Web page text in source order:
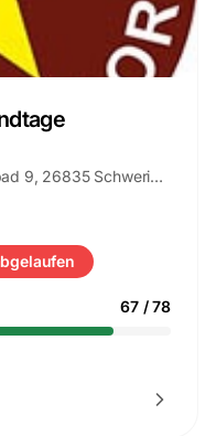
9, 26835 Schwerinsdorf
67/78